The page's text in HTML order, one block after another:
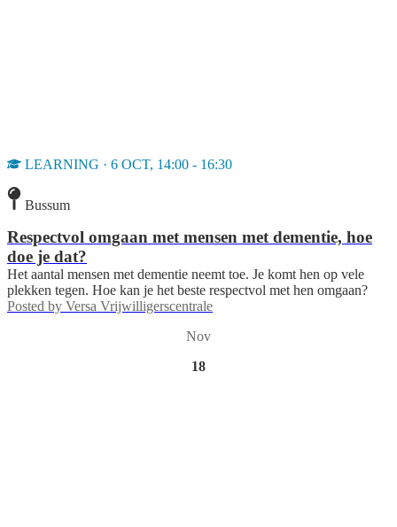
LEARNING · 6 OCT, 14:00 - 16:30
Bussum
Respectvol omgaan met mensen met dementie, hoe
doe je dat?
Het aantal mensen met dementie neemt toe. Je komt hen op vele
plekken tegen. Hoe kan je het beste respectvol met hen omgaan?
Posted by Versa Vrijwilligerscentrale
Nov
18